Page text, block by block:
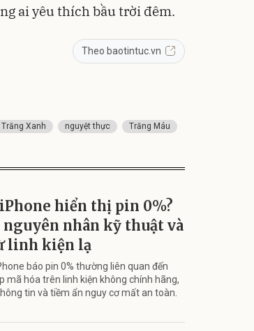
ai yêu thích bầu trời đêm.
Theo baotintuc.vn
Trăng Xanh nguyệt thực
Trăng Máu
hiển thị pin 0%?
nguyên nhân kỹ thuật và
linh kiện lạ
báo pin 0% thường liên quan đến
mã hóa trên linh kiện không chính hãng,
tin và tiềm ẩn nguy cơ mất an toàn.